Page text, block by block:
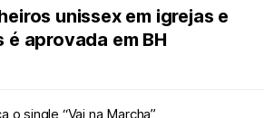
unissex em igrejas e
aprovada em BH
o single “Vai na Marcha”